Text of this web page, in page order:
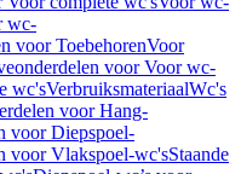
wc-
voor ToebehorenVoor
voor Voor wc-
wc'sVerbruiksmateriaalWc's
voor Hang-
voor Diepspoel-
voor Vlakspoel-wc'sStaande